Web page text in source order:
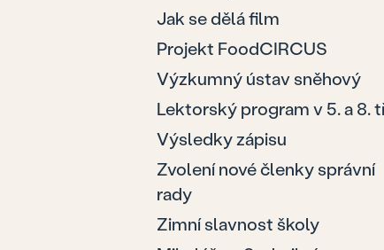
Jak se dělá film
Projekt FoodCIRCUS
Výzkumný ústav sněhový
Lektorský program v 5. a 8.
Výsledky zápisu
Zvolení nové členky správní
rady
Zimní slavnost školy